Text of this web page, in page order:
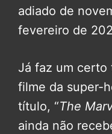
adiado de
fevereiro de
Já faz um certo
filme da super-
título, “The
ainda não